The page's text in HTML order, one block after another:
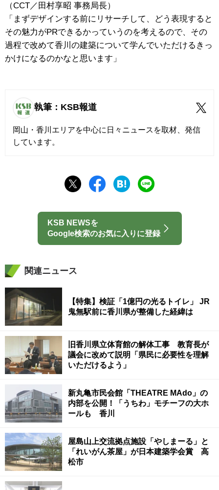
（CCT／田村享昭 事務局長）
「まずデザインする前にリサーチして、どう表現すると
その魅力がPRできるかっていうのを考えるので、その
過程で改めて香川の建築について学んでいただけるきっ
かけになるのかなと思います」
執筆：KSB報道
岡山・香川エリアを中心に日々ニュースを取材、発信
しています。
KSB NEWSを
Google検索のお気に入りに登録
関連ニュース
【特集】検証「1億円の光るトイレ」 JR
鬼無駅前に香川県が整備した経緯は
旧香川県立体育館の解体工事 教育長が
議会に改めて説明「県民に必要性を理解
いただけるよう」
新丸亀市民会館「THEATRE MAdo」の
内部を公開！「うちわ」モチーフの大ホ
ールも 香川
屋島山上交流拠点施設「やしまーる」と
「れいがん茶屋」が日本建築学会賞 高
松市